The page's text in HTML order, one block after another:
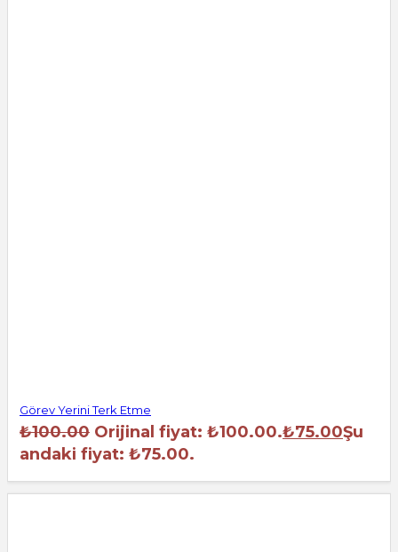
Görev Yerini Terk Etme
₺100.00 Orijinal fiyat: ₺100.00.₺75.00Şu
andaki fiyat: ₺75.00.